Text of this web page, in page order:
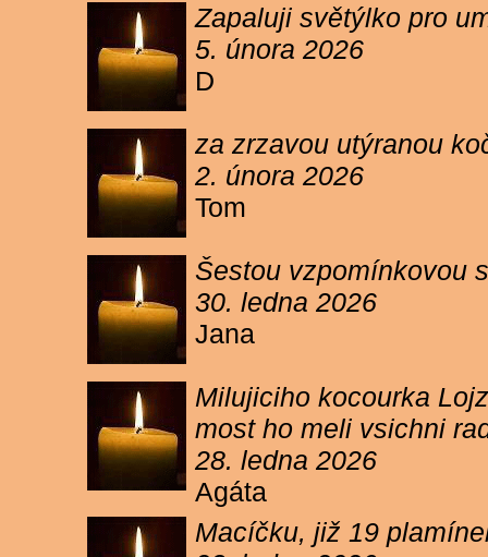
Zapaluji světýlko pro
5. února 2026
D
za zrzavou utýranou
2. února 2026
Tom
Šestou vzpomínkovou
30. ledna 2026
Jana
Milujiciho kocourka
most ho meli vsichni
28. ledna 2026
Agáta
Macíčku, již 19